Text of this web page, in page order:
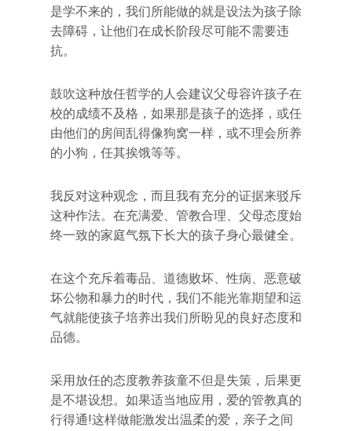
是学不来的，我们所能做的就是设法为孩子除
去障碍，让他们在成长阶段尽可能不需要违
抗。
鼓吹这种放任哲学的人会建议父母容许孩子在
校的成绩不及格，如果那是孩子的选择，或任
由他们的房间乱得像狗窝一样，或不理会所养
的小狗，任其挨饿等等。
我反对这种观念，而且我有充分的证据来驳斥
这种作法。在充满爱、管教合理、父母态度始
终一致的家庭气氛下长大的孩子身心最健全。
在这个充斥着毒品、道德败坏、性病、恶意破
坏公物和暴力的时代，我们不能光靠期望和运
气就能使孩子培养出我们所盼见的良好态度和
品德。
采用放任的态度教养孩童不但是失策，后果更
是不堪设想。如果适当地应用，爱的管教真的
行得通!这样做能激发出温柔的爱，亲子之间